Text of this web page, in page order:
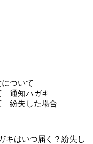
ついて
通知ハガキ
紛失した場合
キはいつ届く？紛失し